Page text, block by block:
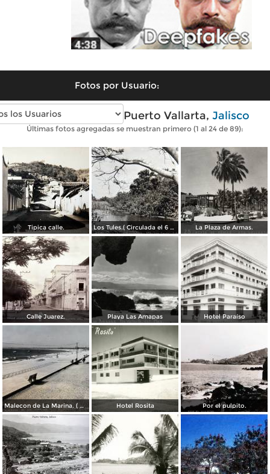
Fotos por Usuario:
Fotos antiguas de Puerto Vallarta, Jalisco
Últimas fotos agregadas se muestran primero (1 al 24 de 89):
Tipica calle. Los Tules.( Circulada el 6 de Julio de 1956 ). La Plaza de Armas.
Calle Juarez. Playa Las Amapas Hotel Paraíso
Malecon de La Marina. ( Circulada el 17 de Enero de 1955 ). Hotel Rosita Por el pulpito.